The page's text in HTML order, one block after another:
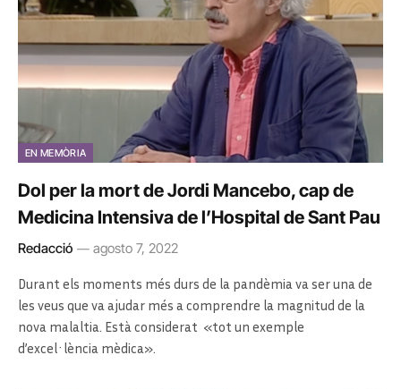
EN MEMÒRIA
Dol per la mort de Jordi Mancebo, cap de
Medicina Intensiva de l’Hospital de Sant Pau
Redacció agosto 7, 2022
Durant els moments més durs de la pandèmia va ser una de
les veus que va ajudar més a comprendre la magnitud de la
nova malaltia. Està considerat «tot un exemple
d’excel·lència mèdica».